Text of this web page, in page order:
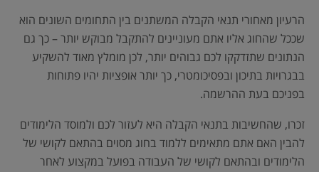
הרעיון מאחורי תנאי הקבלה המשתנים בין התחומים השונים הוא
שככל שהחוג אליו אתם מעוניינים להתקבל מבוקש יותר – כך גם
הנתונים שתזדקקו לכם גבוהים יותר, לכן מומלץ מאוד להשקיע
בבגרויות בתיכון ובפסיכומטרי, כך יותר אופציות יהיו פתוחות
בפניכם בעת ההרשמה.
זכרו, שהחשיבות בתנאי הקבלה היא לעזור לכם ולמוסד הלימודים
להבין האם אתם מתאימים ללמוד בחוג מסוים בהתאם לקושי של
הלימודים ובהתאם לקושי של העבודה בפועל במקצוע לאחר